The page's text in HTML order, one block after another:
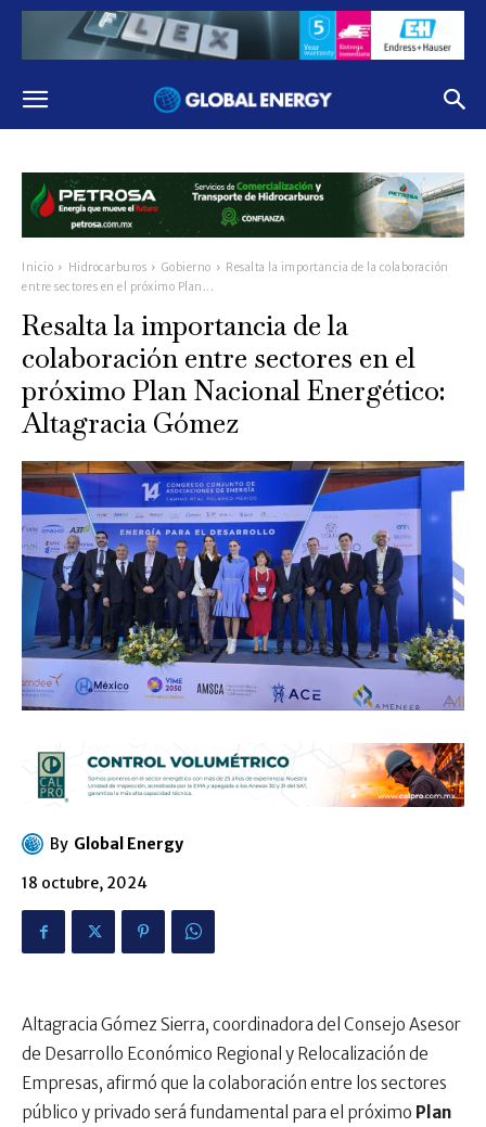
Inicio Hidrocarburos Gobierno
Resalta la importancia de la colaboración
entre sectores en el próximo Plan...
Resalta la importancia de la
colaboración entre sectores en el
próximo Plan Nacional Energético:
Altagracia Gómez
By Global Energy
18 octubre, 2024
Altagracia Gómez Sierra, coordinadora del Consejo Asesor
de Desarrollo Económico Regional y Relocalización de
Empresas, afirmó que la colaboración entre los sectores
público y privado será fundamental para el próximo Plan